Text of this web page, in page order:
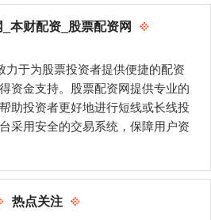
本财配资_股票配资网
力于为股票投资者提供便捷的配资
资金支持。股票配资网提供专业的
助投资者更好地进行短线或长线投
采用安全的交易系统，保障用户资
热点关注